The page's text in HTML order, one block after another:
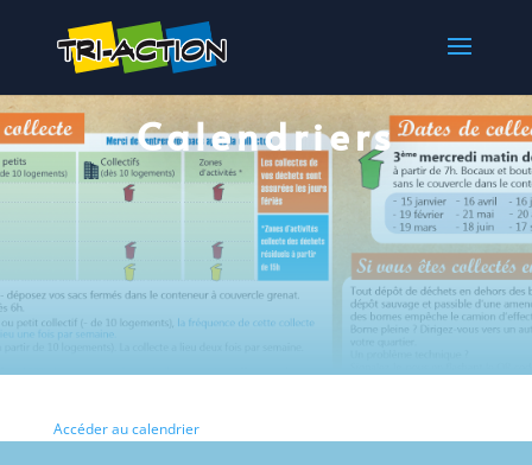
Calendriers
Accéder au calendrier